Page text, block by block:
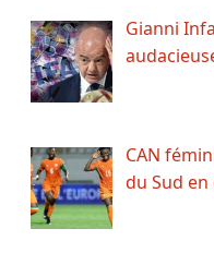
Gianni
CAN
du Sud